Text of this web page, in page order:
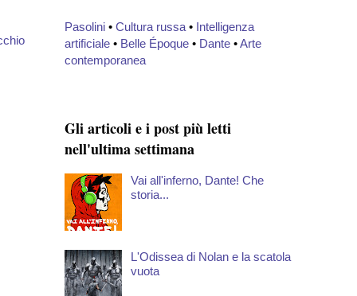
Pasolini • Cultura russa • Intelligenza
artificiale • Belle Époque • Dante •Arte
contemporanea
Gli articoli e i post più letti
nell'ultima settimana
Vai all'inferno, Dante! Che
storia...
L'Odissea di Nolan e la scatola
vuota